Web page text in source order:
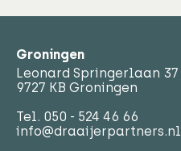
Groningen
Leonard Springerlaan 37
9727 KB Groningen
Tel. 050 - 524 46 66
info@draaijerpartners.nl